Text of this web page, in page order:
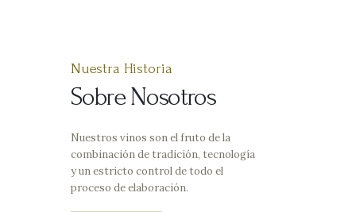
Nuestra Historia
Sobre Nosotros
Nuestros vinos son el fruto de la
combinación de tradición, tecnologí­a
y un estricto control de todo el
proceso de elaboración.